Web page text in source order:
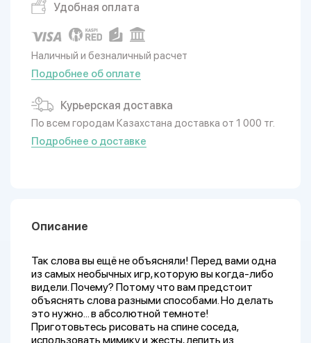
Удобная оплата
Наличный и безналичный расчет
Подробнее об оплате
Курьерская доставка
По всем городам Казахстана доставка от 1 000 тг.
Подробнее о доставке
Описание
Так слова вы ещё не объясняли! Перед вами одна
из самых необычных игр, которую вы когда-либо
видели. Почему? Потому что вам предстоит
объяснять слова разными способами. Но делать
это нужно… в абсолютной темноте!
Приготовьтесь рисовать на спине соседа,
использовать мимику и жесты, лепить из